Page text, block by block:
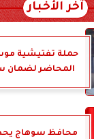
آخر الأخبار
حملة تفتيشية
المحاضر لضمان
محافظ سوهاج